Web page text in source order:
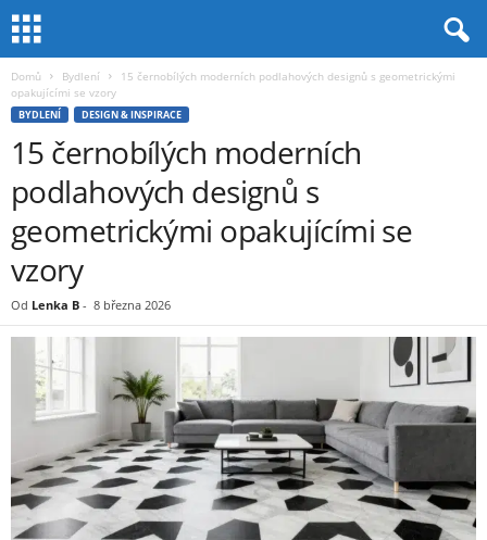
Domů Bydlení
15 černobílých moderních podlahových designů s geometrickými
opakujícími se vzory
BYDLENÍ DESIGN & INSPIRACE
15 černobílých moderních
podlahových designů s
geometrickými opakujícími se
vzory
Od Lenka B - 8 března 2026